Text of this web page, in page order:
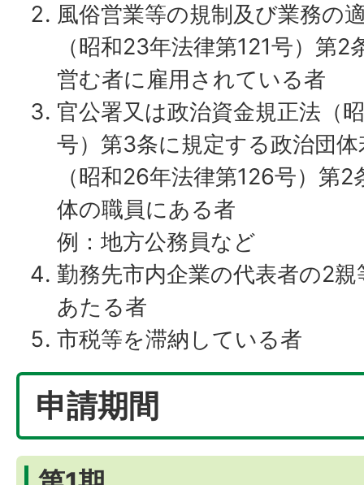
風俗営業等の規制及び業務の
（昭和23年法律第121号）第
営む者に雇用されている者
官公署又は政治資金規正法（
号）第3条に規定する政治団
（昭和26年法律第126号）第
体の職員にある者
例：地方公務員など
勤務先市内企業の代表者の2
あたる者
市税等を滞納している者
申請期間